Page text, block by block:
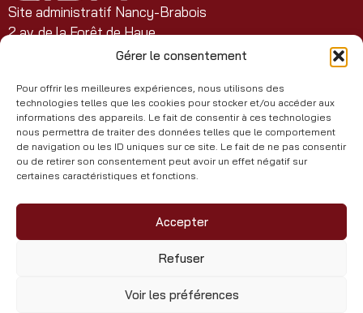
Gérer le consentement
Pour offrir les meilleures expériences, nous utilisons des
technologies telles que les cookies pour stocker et/ou accéder aux
informations des appareils. Le fait de consentir à ces technologies
nous permettra de traiter des données telles que le comportement
de navigation ou les ID uniques sur ce site. Le fait de ne pas consentir
ou de retirer son consentement peut avoir un effet négatif sur
certaines caractéristiques et fonctions.
Accepter
Refuser
Voir les préférences
Site administratif Nancy-Brabois
2 av. de la Forêt de Haye
BP 20163 F-54505 Vandoeuvre CEDEX
+33(0)3 72 74 41 31
Retrouvez-nous sur Facebook
Déclaration d’accessibilitéAide à la navigation